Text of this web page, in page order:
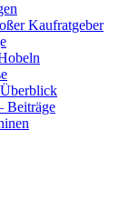
Kaufratgeber
Beiträge